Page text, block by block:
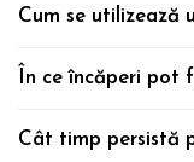
Cum se utilizează
În ce încăperi pot
Cât timp persistă